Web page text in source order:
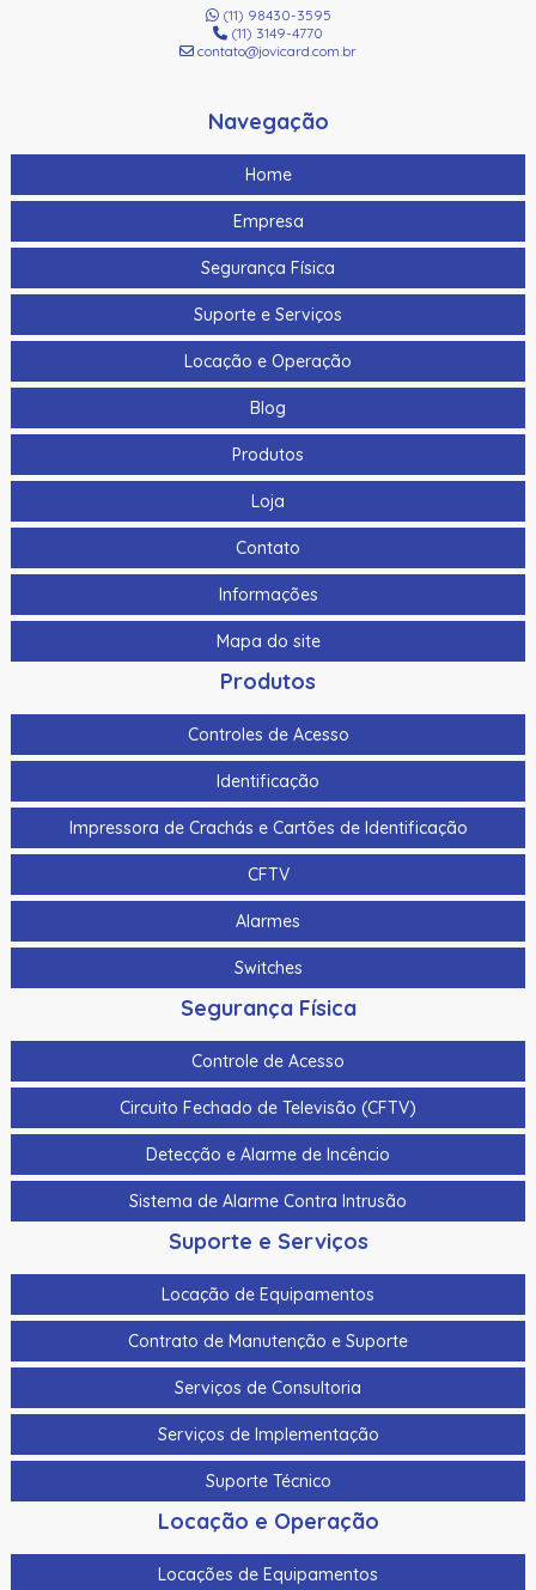
(11) 98430-3595
(11) 3149-4770
contato@jovicard.com.br
Navegação
Home
Empresa
Segurança Física
Suporte e Serviços
Locação e Operação
Blog
Produtos
Loja
Contato
Informações
Mapa do site
Produtos
Controles de Acesso
Identificação
Impressora de Crachás e Cartões de Identificação
CFTV
Alarmes
Switches
Segurança Física
Controle de Acesso
Circuito Fechado de Televisão (CFTV)
Detecção e Alarme de Incêncio
Sistema de Alarme Contra Intrusão
Suporte e Serviços
Locação de Equipamentos
Contrato de Manutenção e Suporte
Serviços de Consultoria
Serviços de Implementação
Suporte Técnico
Locação e Operação
Locações de Equipamentos